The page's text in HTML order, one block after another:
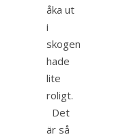
åka ut
i
skogen
hade
lite
roligt.
Det
är så